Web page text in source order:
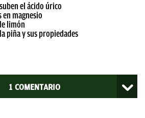
el ácido úrico
magnesio
limón
piña y sus propiedades
1 COMENTARIO